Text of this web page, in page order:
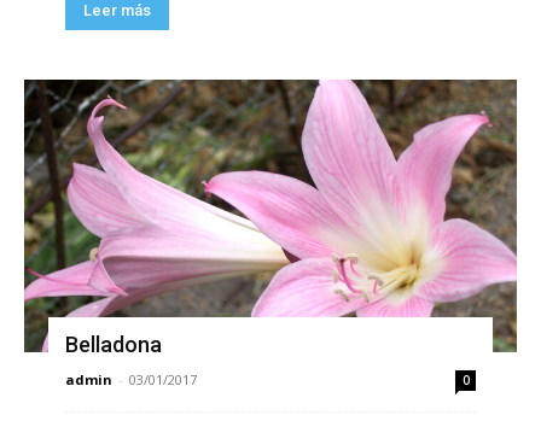
Leer más
Belladona
admin - 03/01/2017 0